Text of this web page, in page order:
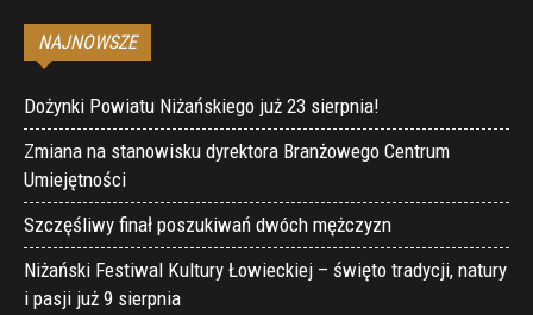
NAJNOWSZE
Dożynki Powiatu Niżańskiego już 23 sierpnia!
Zmiana na stanowisku dyrektora Branżowego Centrum
Umiejętności
Szczęśliwy finał poszukiwań dwóch mężczyzn
Niżański Festiwal Kultury Łowieckiej – święto tradycji, natury
i pasji już 9 sierpnia